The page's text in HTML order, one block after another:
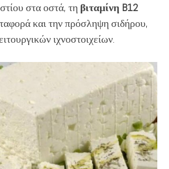
στα οστά, τη βιταμίνη B12
και την πρόσληψη σιδήρου,
ιχνοστοιχείων.